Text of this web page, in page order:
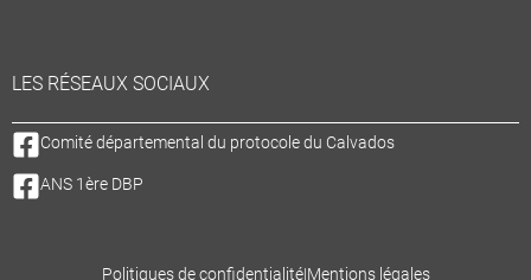
LES RÉSEAUX SOCIAUX
Comité départemental du protocole du Calvados
ANS 1ère DBP
Politiques de confidentialité|Mentions légales